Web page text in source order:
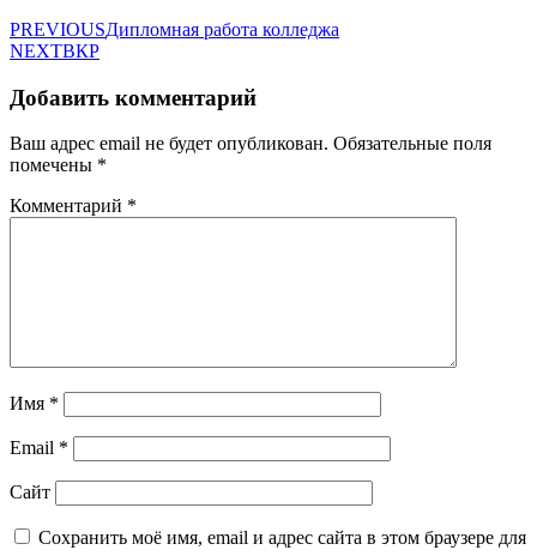
PREVIOUSДипломная работа колледжа
NEXTВКР
Добавить комментарий
Ваш адрес email не будет опубликован. Обязательные поля
помечены *
Комментарий *
Имя *
Email *
Сайт
Сохранить моё имя, email и адрес сайта в этом браузере для